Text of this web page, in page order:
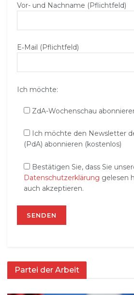
Vor- und Nachname (Pflichtfeld)
E‑Mail (Pflichtfeld)
Ich möchte:
ZdA-Wochenschau
Ich möchte den Newsletter
(PdA) abonnieren (kostenlos)
Bestätigen Sie, dass Sie
Datenschutzerklärung gelesen
auch akzeptieren.
Partei der Arbeit